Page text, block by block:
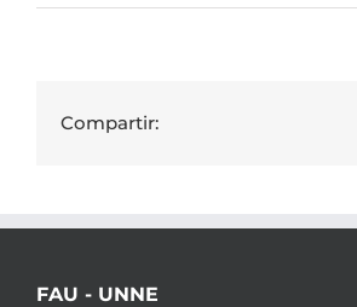
Compartir:
FAU - UNNE